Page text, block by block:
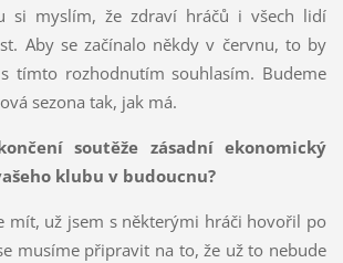
si myslím, že zdraví hráčů i všech lidí
Aby se začínalo někdy v červnu, to by
tímto rozhodnutím souhlasím. Budeme
sezona tak, jak má.
soutěže zásadní ekonomický
klubu v budoucnu?
mít, už jsem s některými hráči hovořil po
musíme připravit na to, že už to nebude